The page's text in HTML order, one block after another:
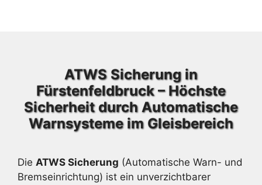
ATWS Sicherung in
Fürstenfeldbruck – Höchste
Sicherheit durch Automatische
Warnsysteme im Gleisbereich
Die ATWS Sicherung (Automatische Warn- und
Bremseinrichtung) ist ein unverzichtbarer